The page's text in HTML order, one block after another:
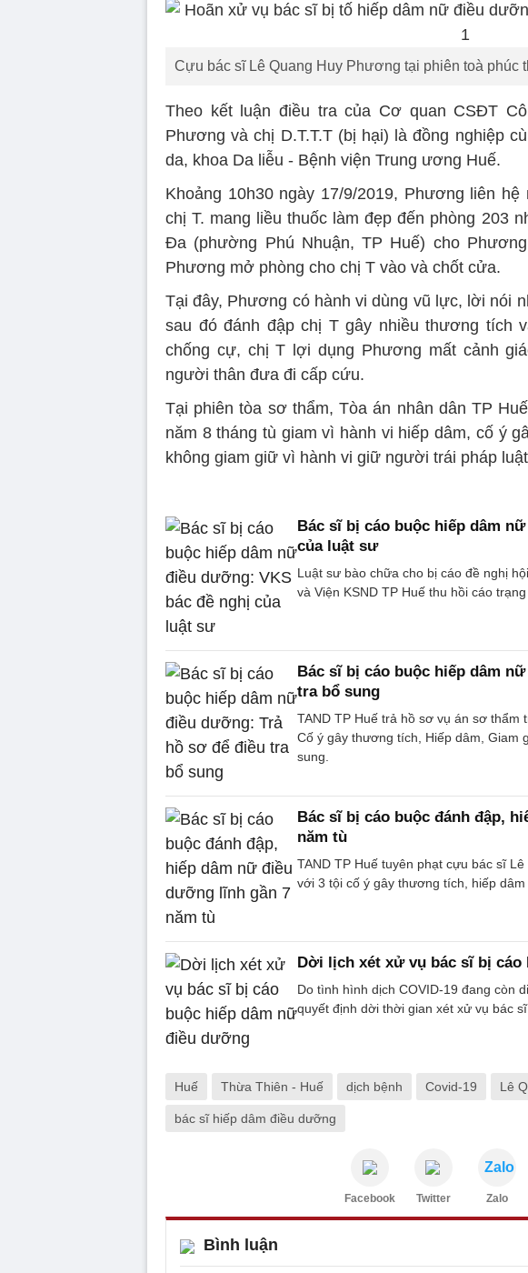
Cựu bác sĩ Lê Quang Huy Phương tại phiên toà phúc
Theo kết luận điều tra của Cơ quan CSĐT
Phương và chị D.T.T.T (bị hại) là đồng nghiệp
da, khoa Da liễu - Bệnh viện Trung ương Huế.
Khoảng 10h30 ngày 17/9/2019, Phương liên
chị T. mang liều thuốc làm đẹp đến phòng 203
Đa (phường Phú Nhuận, TP Huế) cho
Phương mở phòng cho chị T vào và chốt cửa.
Tại đây, Phương có hành vi dùng vũ lực, lời nói
sau đó đánh đập chị T gây nhiều thương tích
chống cự, chị T lợi dụng Phương mất cảnh
người thân đưa đi cấp cứu.
Tại phiên tòa sơ thẩm, Tòa án nhân dân TP
năm 8 tháng tù giam vì hành vi hiếp dâm, cố ý
không giam giữ vì hành vi giữ người trái pháp
Bác sĩ bị cáo buộc hiếp dâm
của luật sư
Luật sư bào chữa cho bị cáo đề nghị
và Viện KSND TP Huế thu hồi cáo
Bác sĩ bị cáo buộc hiếp dâm
tra bổ sung
TAND TP Huế trả hồ sơ vụ án sơ
Cố ý gây thương tích, Hiếp dâm, Giam
sung.
Bác sĩ bị cáo buộc đánh đập,
năm tù
TAND TP Huế tuyên phạt cựu bác sĩ
với 3 tội cố ý gây thương tích, hiếp
Dời lịch xét xử vụ bác sĩ bị
Do tình hình dịch COVID-19 đang còn
quyết định dời thời gian xét xử vụ bác
Huế Thừa Thiên - Huế dịch bệnh Covid-19 Lê
bác sĩ hiếp dâm điều dưỡng
Facebook Twitter
Zalo
Zalo
Bình luận